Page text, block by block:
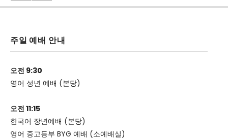
주일 예배 안내
오전 9:30
영어 성년 예배 (본당)
오전 11:15
한국어 장년예배 (본당)
영어 중고등부 BYG 예배 (소예배실)